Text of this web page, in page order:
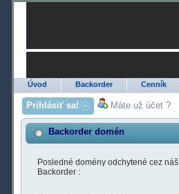
Úvod Backorder Cenník
Prihlásiť sa! Máte už účet ?
Backorder domén
Posledné domény odchytené cez náš
Backorder :